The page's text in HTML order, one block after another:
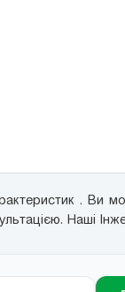
. Ви
Наші